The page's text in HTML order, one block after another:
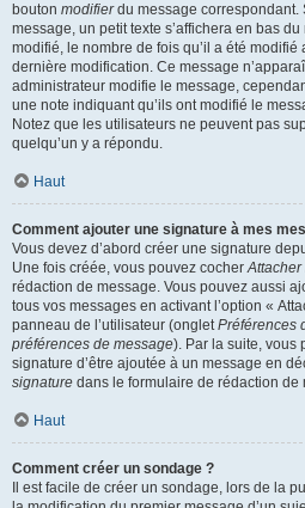
bouton modifierdu message correspondant.
message, un petit texte s’affichera en bas
modifié, le nombre de fois qu’il a été modifié
dernière modification. Ce message
administrateur modifie le message,
une note indiquant qu’ils ont modifié le
Notez que les utilisateurs ne peuvent pas
quelqu’un y a répondu.
Haut
Comment ajouter une signature à mes
Vous devez d’abord créer une signature
Une fois créée, vous pouvez cocher
rédaction de message. Vous pouvez aussi
tous vos messages en activant l’option «
panneau de l’utilisateur (ongletPréférences
préférences de message). Par la suite, vous
signature d’être ajoutée à un message en
signature dans le formulaire de rédaction de
Haut
Comment créer un sondage ?
Il est facile de créer un sondage, lors de la